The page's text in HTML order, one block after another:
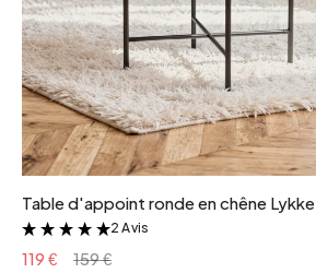
Table d'appoint ronde en chêne Lykke
&
2 Avis
119 € 159 €